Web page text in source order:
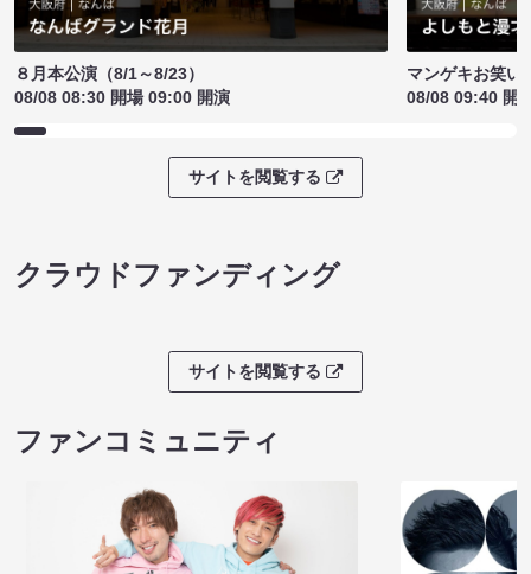
８月本公演（8/1～8/23）
08/08 08:30 開場 09:00 開演
マンゲキお笑い
08/08 09:40 開
サイトを閲覧する
クラウドファンディング
サイトを閲覧する
ファンコミュニティ